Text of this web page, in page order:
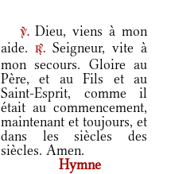
v.Dieu, viens à mon
aide.
r. Seigneur, vite à
mon secours. Gloire au
Père, et au Fils et au
Saint-Esprit, comme il
était au commencement,
maintenant et toujours, et
dans les siècles des
siècles. Amen.
Hymne